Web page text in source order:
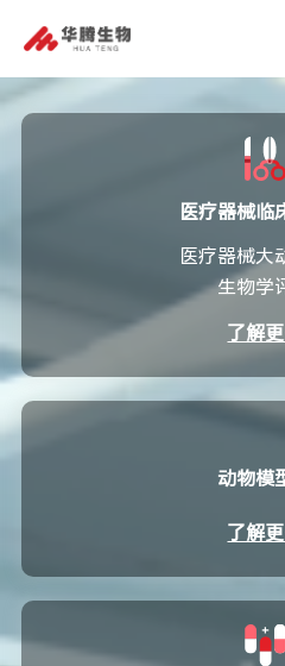
医疗器械临
医疗器械大
生物学
了解
动物模
了解